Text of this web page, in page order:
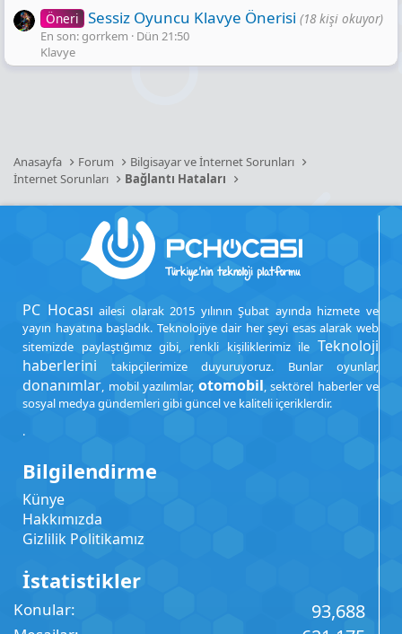
Öneri Sessiz Oyuncu Klavye Önerisi (18 kişi okuyor)
En son: gorrkem
Dün 21:50
Klavye
Anasayfa Forum
Bilgisayar ve İnternet Sorunları
İnternet Sorunları
Bağlantı Hataları
PC Hocası ailesi olarak 2015 yılının Şubat ayında hizmete ve
yayın hayatına başladık. Teknolojiye dair her şeyi esas alarak web
sitemizde paylaştığımız gibi, renkli kişiliklerimiz ile Teknoloji
haberlerini takipçilerimize duyuruyoruz. Bunlar oyunlar,
donanımlar, mobil yazılımlar, otomobil, sektörel haberler ve
sosyal medya gündemleri gibi güncel ve kaliteli içeriklerdir.
.
Bilgilendirme
Künye
Hakkımızda
Gizlilik Politikamız
İstatistikler
Konular 93,688